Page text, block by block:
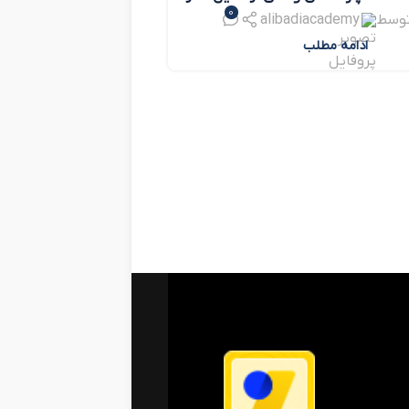
alibadiacademy
0
ادامه مطلب